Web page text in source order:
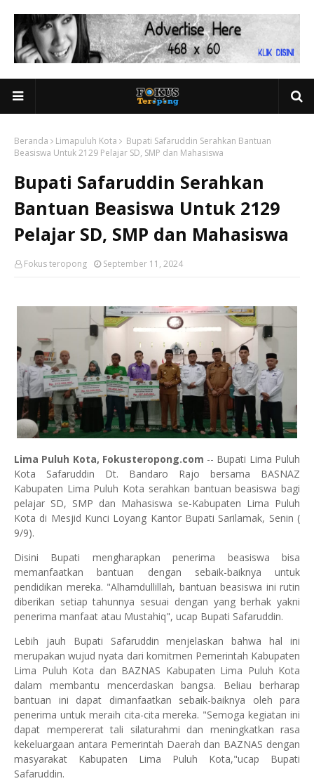
Beranda Limapuluh Kota
Bupati Safaruddin Serahkan Bantuan
Beasiswa Untuk 2129 Pelajar SD, SMP dan Mahasiswa
Bupati Safaruddin Serahkan
Bantuan Beasiswa Untuk 2129
Pelajar SD, SMP dan Mahasiswa
Fokus teropong September 11, 2024
Lima Puluh Kota, Fokusteropong.com -- Bupati Lima Puluh
Kota Safaruddin Dt. Bandaro Rajo bersama BASNAZ
Kabupaten Lima Puluh Kota serahkan bantuan beasiswa bagi
pelajar SD, SMP dan Mahasiswa se-Kabupaten Lima Puluh
Kota di Mesjid Kunci Loyang Kantor Bupati Sarilamak, Senin (
9/9).
Disini Bupati mengharapkan penerima beasiswa bisa
memanfaatkan bantuan dengan sebaik-baiknya untuk
pendidikan mereka. "Alhamdullillah, bantuan beasiswa ini rutin
diberikan setiap tahunnya sesuai dengan yang berhak yakni
penerima manfaat atau Mustahiq", ucap Bupati Safaruddin.
Lebih jauh Bupati Safaruddin menjelaskan bahwa hal ini
merupakan wujud nyata dari komitmen Pemerintah Kabupaten
Lima Puluh Kota dan BAZNAS Kabupaten Lima Puluh Kota
dalam membantu mencerdaskan bangsa. Beliau berharap
bantuan ini dapat dimanfaatkan sebaik-baiknya oleh para
penerima untuk meraih cita-cita mereka. "Semoga kegiatan ini
dapat mempererat tali silaturahmi dan meningkatkan rasa
kekeluargaan antara Pemerintah Daerah dan BAZNAS dengan
masyarakat Kabupaten Lima Puluh Kota,"ucap Bupati
Safaruddin.